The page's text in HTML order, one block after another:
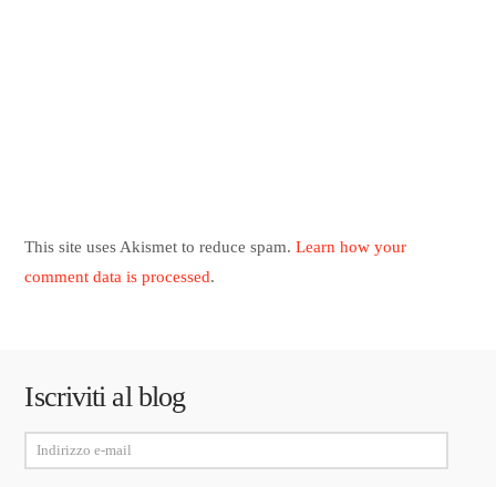
This site uses Akismet to reduce spam.Learn how your
comment data is processed.
Iscriviti al blog
Indirizzo
e-